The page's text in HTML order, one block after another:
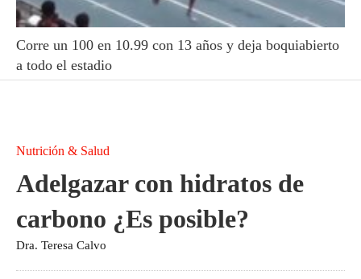
Corre un 100 en 10.99 con 13 años y deja boquiabierto
a todo el estadio